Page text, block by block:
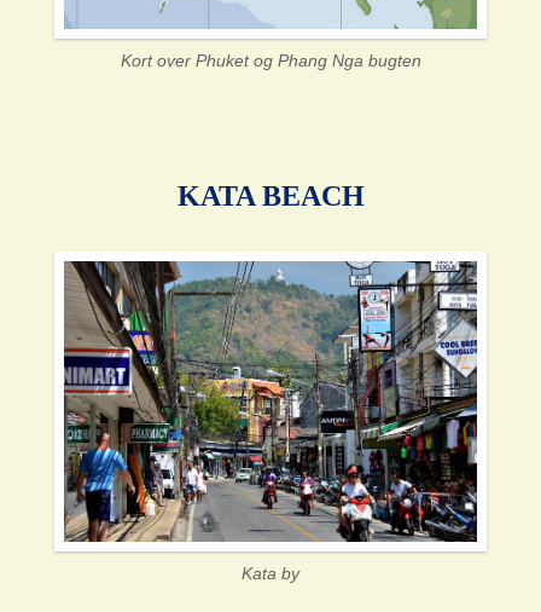
Kort over Phuket og Phang Nga bugten
KATA BEACH
Kata by